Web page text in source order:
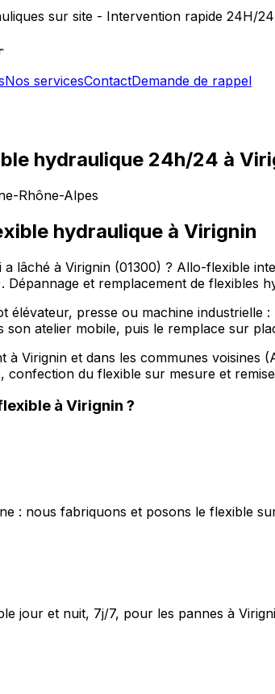
sur site - Intervention rapide 24H/
Nos servicesContactDemande de rappel
hydraulique 24h/24 à
Rhône-Alpes
hydraulique à Virignin
lâché à Virignin (01300) ? Allo-flexible
Dépannage et remplacement de
élévateur, presse ou machine
son atelier mobile, puis le remplace sur
à Virignin et dans les communes
confection du flexible sur mesure et
à Virignin ?
: nous fabriquons et posons le flexible
jour et nuit, 7j/7, pour les pannes à